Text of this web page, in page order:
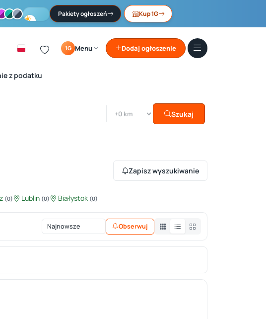
Pakiety ogłoszeń Kup 1G
1G Menu Dodaj ogłoszenie
z podatku
Szukaj
Zapisz wyszukiwanie
(0) Lublin (0) Białystok (0)
Obserwuj